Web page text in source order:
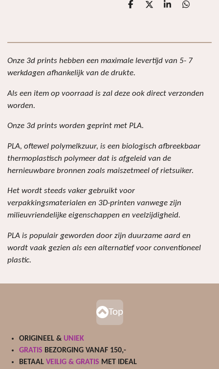
D
n
D
S
e
D
n
Onze 3d prints hebben een maximale levertijd van 5- 7
werkdagen afhankelijk van de drukte.
Als een item op voorraad is zal deze ook direct verzonden
worden.
Onze 3d prints worden geprint met PLA.
PLA, oftewel polymelkzuur, is een biologisch afbreekbaar
thermoplastisch polymeer dat is afgeleid van de
hernieuwbare bronnen zoals maiszetmeel of rietsuiker.
Het wordt steeds vaker gebruikt voor
verpakkingsmaterialen en 3D-printen vanwege zijn
milieuvriendelijke eigenschappen en veelzijdigheid.
PLA is populair geworden door zijn duurzame aard en
wordt vaak gezien als een alternatief voor conventioneel
plastic.
Top
ORIGINEEL & UNIEK
GRATIS BEZORGING VANAF 150,-
BETAAL VEILIG & GRATIS MET IDEAL